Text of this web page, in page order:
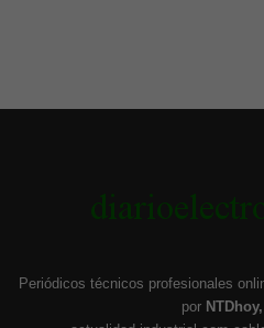
Periódicos técnicos profesionales
por